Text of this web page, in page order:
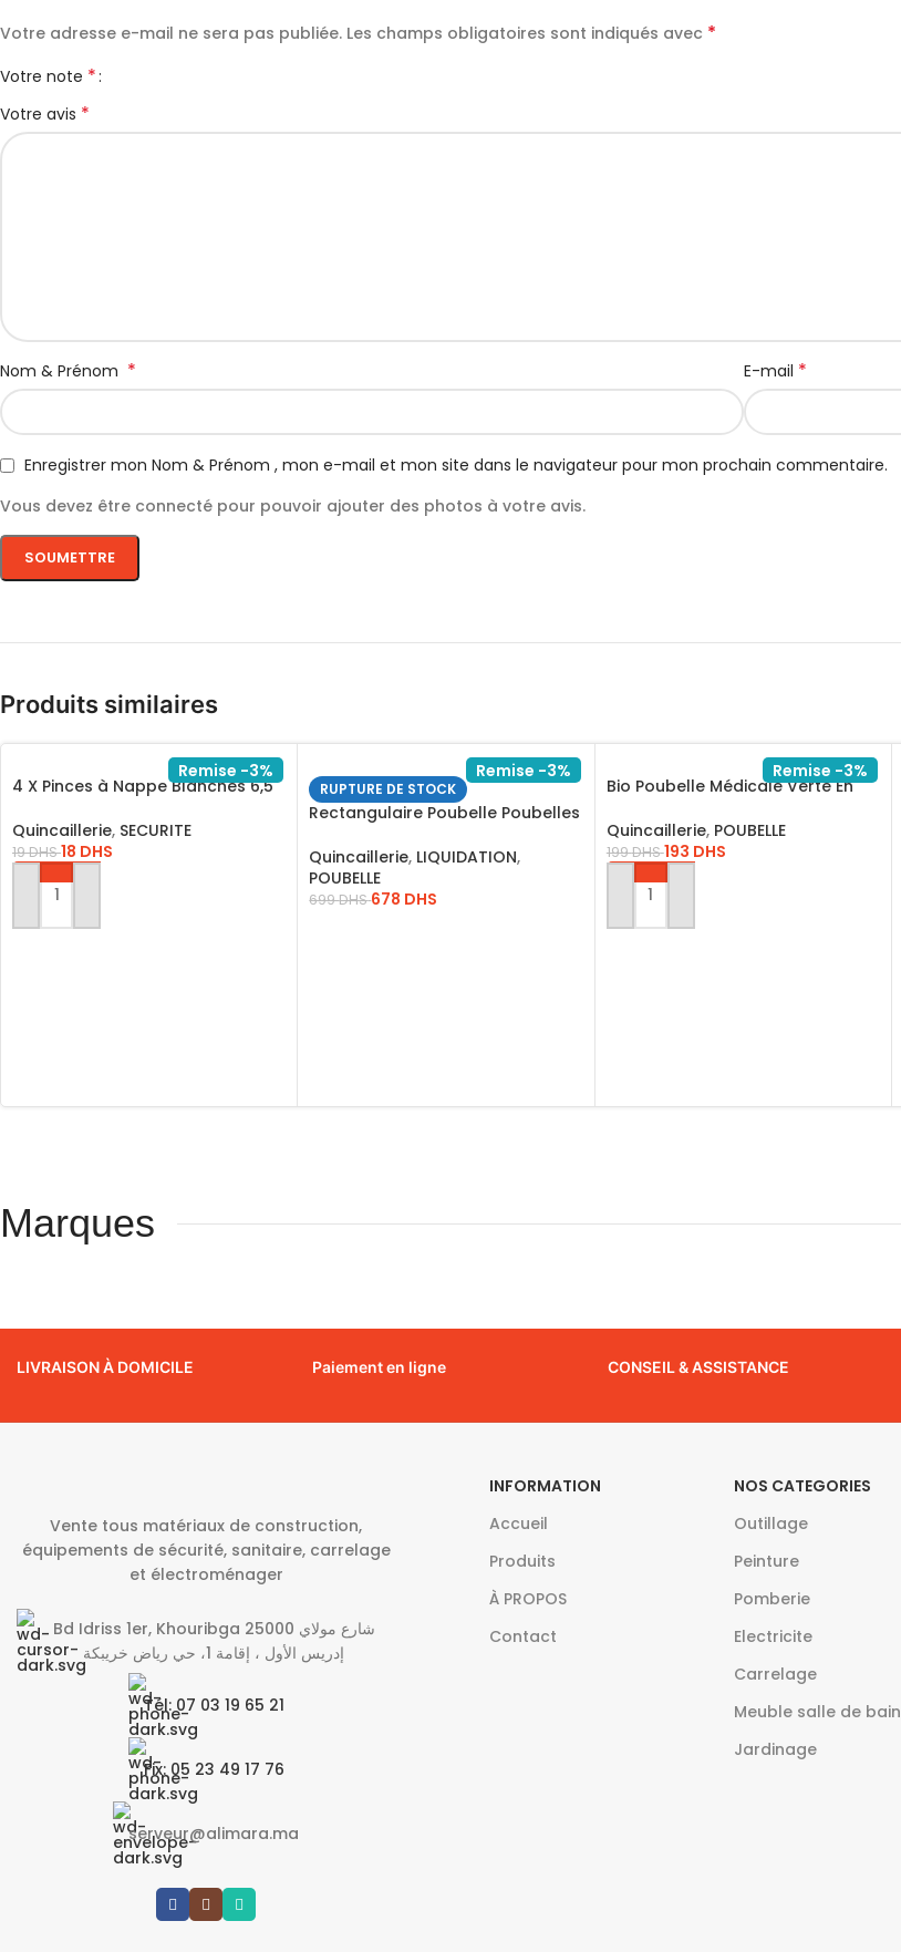
Votre adresse e-mail ne sera pas publiée. Les champs obligatoires sont indiqués avec *
Votre note *
Votre avis *
Nom & Prénom * E-mail *
Enregistrer mon Nom & Prénom , mon e-mail et mon site dans le navigateur pour mon prochain commentaire.
Vous devez être connecté pour pouvoir ajouter des photos à votre avis.
Produits similaires
Remise -3%
4 X Pinces à Nappe Blanches 6,5
Quincaillerie, SECURITE
19DHS18 DHS
AJOUTER AU PANIER
Remise -3%
RUPTURE DE STOCK
Rectangulaire Poubelle Poubelles
Quincaillerie, LIQUIDATION,
POUBELLE
699DHS678 DHS
Remise -3%
Bio Poubelle Médicale Verte En
Quincaillerie, POUBELLE
199DHS193 DHS
AJOUTER AU PANIER
Marques
LIVRAISON À DOMICILE Paiement en ligne CONSEIL & ASSISTANCE
Vente tous matériaux de construction,
équipements de sécurité, sanitaire, carrelage
et électroménager
Bd Idriss 1er, Khouribga 25000 شارع مولاي
إدريس الأول ، إقامة 1، حي رياض خريبكة
Tél: 07 03 19 65 21
Fix: 05 23 49 17 76
serveur@alimara.ma
INFORMATION
Accueil
Produits
À PROPOS
Contact
NOS CATEGORIES
Outillage
Peinture
Pomberie
Electricite
Carrelage
Meuble salle de bain
Jardinage